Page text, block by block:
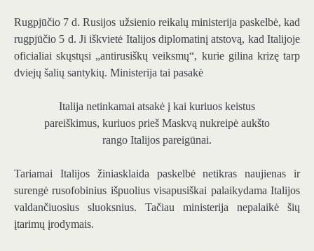
Rugpjūčio 7 d. Rusijos užsienio reikalų ministerija paskelbė, kad
rugpjūčio 5 d. Ji iškvietė Italijos diplomatinį atstovą, kad Italijoje
oficialiai skųstųsi „antirusiškų veiksmų“, kurie gilina krizę tarp
dviejų šalių santykių. Ministerija tai pasakė
Italija netinkamai atsakė į kai kuriuos keistus
pareiškimus, kuriuos prieš Maskvą nukreipė aukšto
rango Italijos pareigūnai.
Tariamai Italijos žiniasklaida paskelbė netikras naujienas ir
surengė rusofobinius išpuolius visapusiškai palaikydama Italijos
valdančiuosius sluoksnius. Tačiau ministerija nepalaikė šių
įtarimų įrodymais.